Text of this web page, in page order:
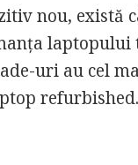
nou, există
laptopului
uri au cel
refurbished.